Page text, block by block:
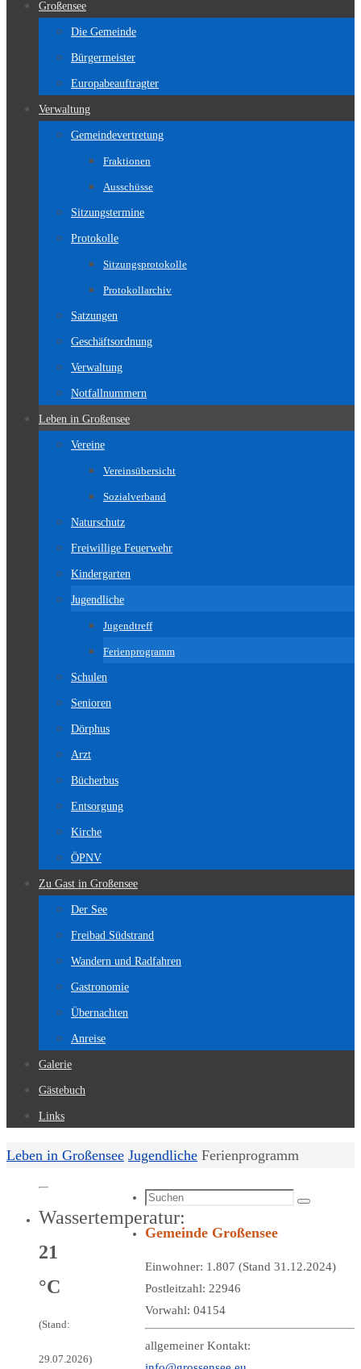
Großensee
Die Gemeinde
Bürgermeister
Europabeauftragter
Verwaltung
Gemeindevertretung
Fraktionen
Ausschüsse
Sitzungstermine
Protokolle
Sitzungsprotokolle
Protokollarchiv
Satzungen
Geschäftsordnung
Verwaltung
Notfallnummern
Leben in Großensee
Vereine
Vereinsübersicht
Sozialverband
Naturschutz
Freiwillige Feuerwehr
Kindergarten
Jugendliche
Jugendtreff
Ferienprogramm
Schulen
Senioren
Dörphus
Arzt
Bücherbus
Entsorgung
Kirche
ÖPNV
Zu Gast in Großensee
Der See
Freibad Südstrand
Wandern und Radfahren
Gastronomie
Übernachten
Anreise
Galerie
Gästebuch
Links
Start
Leben in Großensee Jugendliche Ferienprogramm
Wassertemperatur:
21
°C
(Stand:
29.07.2026)
Suchen
nach:
Suchen
Gemeinde Großensee
Einwohner: 1.807 (Stand 31.12.2024)
Postleitzahl: 22946
Vorwahl: 04154
allgemeiner Kontakt: